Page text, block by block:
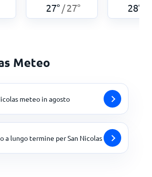
27° /27° 28°
Meteo
meteo in agosto
a lungo termine per San Nicolas